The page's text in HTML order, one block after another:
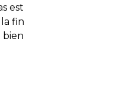
est
fin
bien